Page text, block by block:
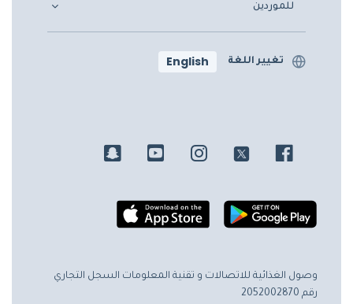
للموردين
تغيير اللغة English
وصول الغذائية للاتصالات و تقنية المعلومات السجل التجاري
رقم 2052002870